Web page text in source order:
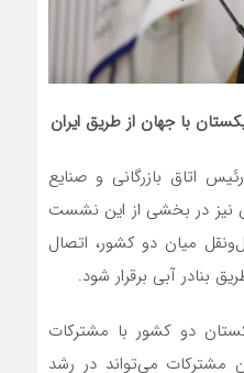
با جهان از طریق ایران
اتاق بازرگانی و صنایع
نیز در بخشی از این نشست
میان دو کشور، اتصال
بنادر آبی برقرار شود.
دو کشور با مشترکات
مشترکات می‌تواند در رشد